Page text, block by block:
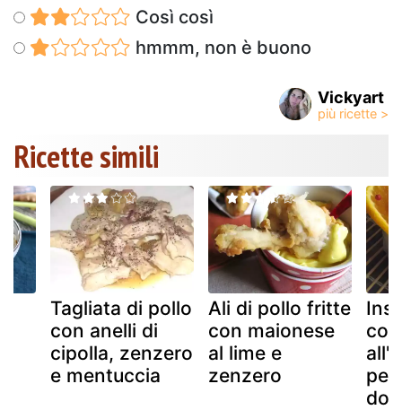
Così così
hmmm, non è buono
Vickyart
Ricette simili
Tagliata di pollo
con anelli di
cipolla, zenzero
e mentuccia
Ali di pollo fritte
con maionese
al lime e
zenzero